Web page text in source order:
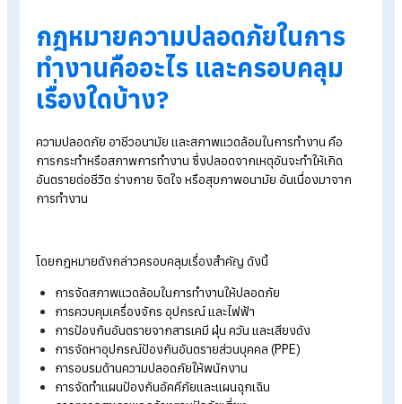
Blog กฎหมายความปลอดภัยในการทำงาน มีอะไรบ้างที่นายจ้างต้อง
รวมกฎหมายความปลอดภัยในการทำงานที่นายจ้
เสี่ยงอุบัติเหตุและปัญหาทางกฎหมายในองค์กร
ทำงานคืออะไร และครอบคลุม
เรื่องใดบ้าง?
ความปลอดภัย อาชีวอนามัย และสภาพแวดล้อมในการทำงาน คือ
การกระทำหรือสภาพการทำงาน ซึ่งปลอดจากเหตุอันจะทำให้เกิด
อันตรายต่อชีวิต ร่างกาย จิตใจ หรือสุขภาพอนามัย อันเนื่องมาจาก